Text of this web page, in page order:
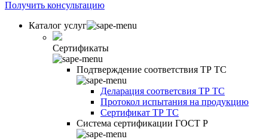
Получить консультацию
Каталог услуг
Сертификаты
Подтверждение соответствия ТР ТС
Деларация соответсвия ТР ТС
Протокол испытания на продукцию
Сертификат ТР ТС
Система сертификации ГОСТ Р